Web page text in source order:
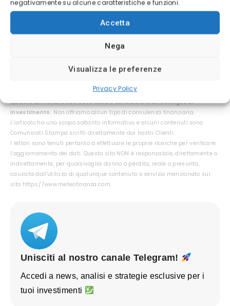
negativamente su alcune caratteristiche e funzioni.
Accetta
Nega
Visualizza le preferenze
Privacy Policy
cliccabile, perché collega un movimento valutario
a conseguenze concrete. L’articolo può
possibile e il rischio nascosto.
Questo contenuto non deve essere considerato un consiglio di
investimento. Non offriamo alcun tipo di consulenza finanziaria.
L’articolo ha uno scopo soltanto informativo e alcuni contenuti sono
Comunicati Stampa scritti direttamente dai nostri Clienti.
I lettori sono tenuti pertanto a effettuare le proprie ricerche per verificare
l’aggiornamento dei dati. Questo sito NON è responsabile, direttamente o
indirettamente, per qualsivoglia danno o perdita, reale o presunta,
causata dall'utilizzo di qualunque contenuto o servizio menzionato sul
sito https://www.meteofinanza.com.
Unisciti al nostro canale Telegram!
Accedi a news, analisi e strategie esclusive per i
tuoi investimenti